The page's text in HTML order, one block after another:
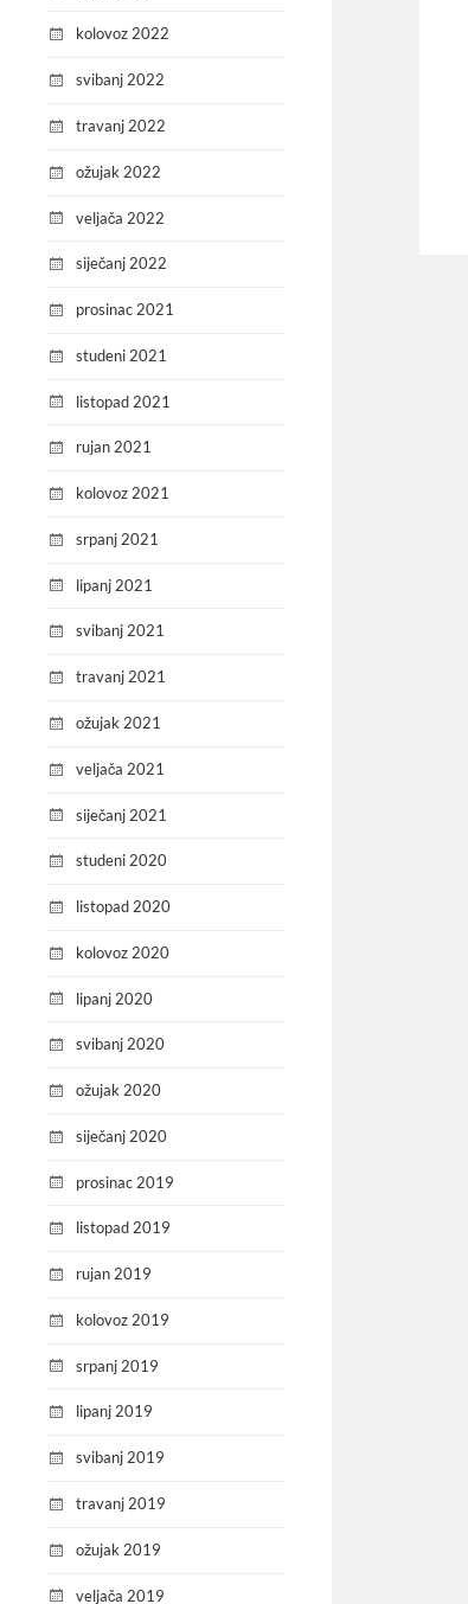
kolovoz 2022
svibanj 2022
travanj 2022
ožujak 2022
veljača 2022
siječanj 2022
prosinac 2021
studeni 2021
listopad 2021
rujan 2021
kolovoz 2021
srpanj 2021
lipanj 2021
svibanj 2021
travanj 2021
ožujak 2021
veljača 2021
siječanj 2021
studeni 2020
listopad 2020
kolovoz 2020
lipanj 2020
svibanj 2020
ožujak 2020
siječanj 2020
prosinac 2019
listopad 2019
rujan 2019
kolovoz 2019
srpanj 2019
lipanj 2019
svibanj 2019
travanj 2019
ožujak 2019
veljača 2019